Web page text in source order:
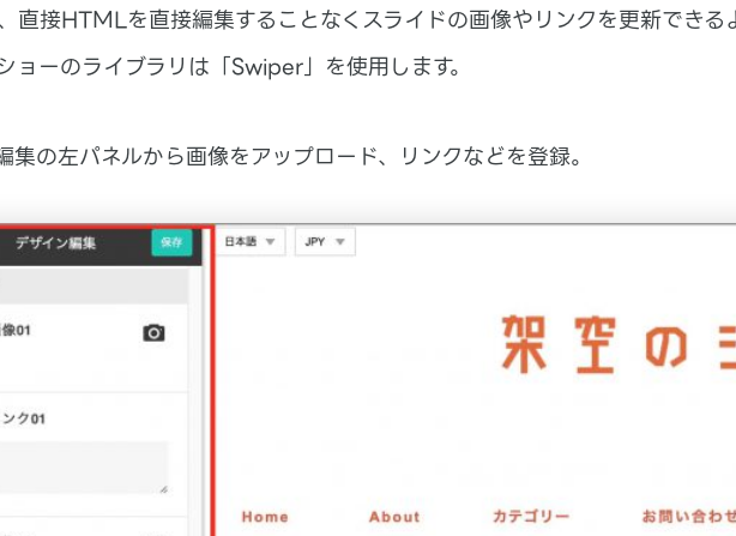
直接HTMLを直接編集することなくスライドの画像やリンクを更新できる
ョーのライブラリは「Swiper」を使用します。
集の左パネルから画像をアップロード、リンクなどを登録。